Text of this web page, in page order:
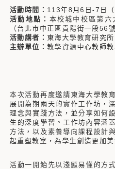
活動時間： 113年8月6日-7日
活動地點： 本校城中校區第
（台北市中正區貴陽街一段56號
活動講者： 東海大學教育研究
主辦單位： 教學資源中心教師
本次活動再度邀請東海大學教
展開為期兩天的實作工作坊，
理念與實踐方法，並分享如何
生的深度學習。工作坊內容涵
方法，以及素養導向課程設計
起重塑教室，為學生創造更加美
活動一開始先以淺顯易懂的方